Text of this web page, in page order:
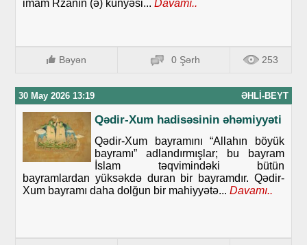
imam Rzanın (ə) künyəsi... Davamı..
Bəyən 0 Şərh 253
30 May 2026 13:19 ƏHLI-BEYT
Qədir-Xum hadisəsinin əhəmiyyəti
Qədir-Xum bayramını “Allahın böyük
bayramı” adlandırmışlar; bu bayram
İslam təqvimindəki bütün
bayramlardan yüksəkdə duran bir bayramdır. Qədir-
Xum bayramı daha dolğun bir mahiyyətə... Davamı..